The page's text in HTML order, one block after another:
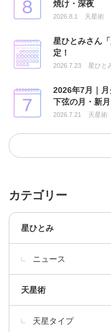
焼け・深夜
2026.8.1 天星術
星ひとみさん
定！
2026.7.23 星ひと
2026年7月｜月
下弦の月・新月
2026.7.21 天星術
カテゴリー
星ひとみ
ニュース
天星術
天星タイプ